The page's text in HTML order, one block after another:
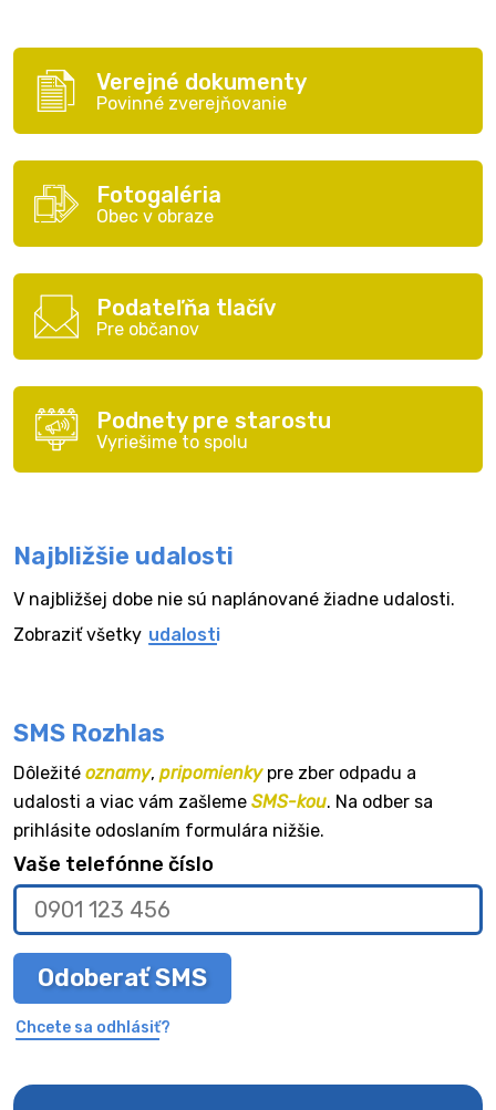
Verejné dokumenty
Povinné zverejňovanie
Fotogaléria
Obec v obraze
Podateľňa tlačív
Pre občanov
Podnety pre starostu
Vyriešime to spolu
Najbližšie udalosti
V najbližšej dobe nie sú naplánované žiadne udalosti.
Zobraziť všetky udalosti
SMS Rozhlas
Dôležité oznamy, pripomienkypre zber odpadu a
udalosti a viac vám zašleme SMS-kou. Na odber sa
prihlásite odoslaním formulára nižšie.
Vaše telefónne číslo
Odoberať SMS
Chcete sa odhlásiť?